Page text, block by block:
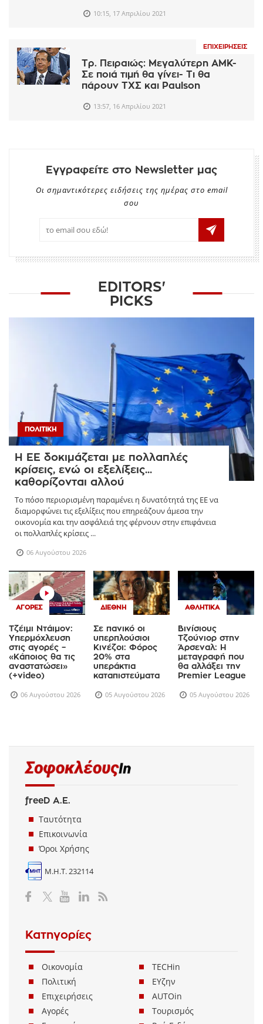
10:15, 17 Απριλίου 2021
ΕΠΙΧΕΙΡΉΣΕΙΣ
Τρ. Πειραιώς: Μεγαλύτερη ΑΜΚ-
Σε ποιά τιμή θα γίνει- Τι θα
πάρουν ΤΧΣ και Paulson
13:57, 16 Απριλίου 2021
Εγγραφείτε στο Newsletter μας
Οι σημαντικότερες ειδήσεις της ημέρας στο email
σου
EDITORS'
PICKS
ΠΟΛΙΤΙΚΉ
Η ΕΕ δοκιμάζεται με πολλαπλές
κρίσεις, ενώ οι εξελίξεις...
καθορίζονται αλλού
Το πόσο περιορισμένη παραμένει η δυνατότητά της ΕΕ να
διαμορφώνει τις εξελίξεις που επηρεάζουν άμεσα την
οικονομία και την ασφάλειά της φέρνουν στην επιφάνεια
οι πολλαπλές κρίσεις ...
06 Αυγούστου 2026
ΑΓΟΡΈΣ
Τζέιμι Ντάιμον:
Υπερμόχλευση
στις αγορές –
«Κάποιος θα τις
αναστατώσει»
(+video)
06 Αυγούστου 2026
ΔΙΕΘΝΉ
Σε πανικό οι
υπερπλούσιοι
Κινέζοι: Φόρος
20% στα
υπεράκτια
καταπιστεύματα
05 Αυγούστου 2026
ΑΘΛΗΤΙΚΆ
Βινίσιους
Τζούνιορ στην
Άρσεναλ: Η
μεταγραφή που
θα αλλάξει την
Premier League
05 Αυγούστου 2026
freeD Α.Ε.
Ταυτότητα
Επικοινωνία
Όροι Χρήσης
Μ.Η.Τ. 232114
Κατηγορίες
Οικονομία
Πολιτική
Επιχειρήσεις
Αγορές
TECHin
ΕΥζην
AUTOin
Τουρισμός